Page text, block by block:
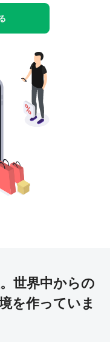
世界中からの
を作っていま